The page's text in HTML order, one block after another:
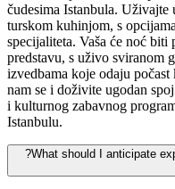
čudesima Istanbula. Uživajte
turskom kuhinjom, s
specijaliteta. Vaša će noć
predstavu, s uživo sviranom
izvedbama koje odaju
nam se i doživite ugodan
i kulturnog zabavnog
Istanbulu.
?What should I anticipate